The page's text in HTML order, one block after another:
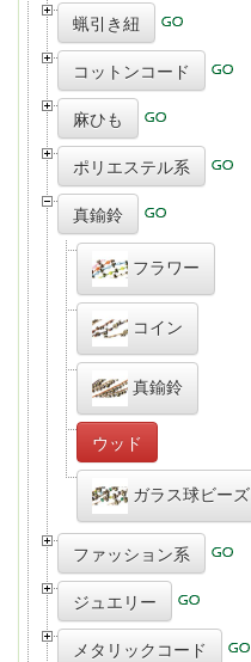
蝋引き紐
コットンコード
麻ひも
ポリエステル系
真鍮鈴
フラワー
コイン
真鍮鈴
ウッド
ガラス球ビーズ
ファッション系
ジュエリー
メタリックコード